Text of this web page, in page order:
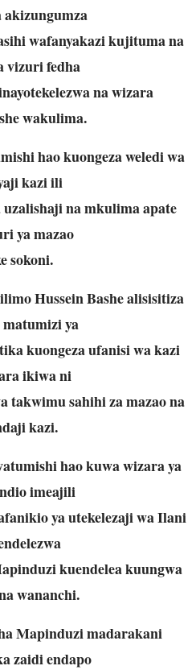
wafanyakazi kujituma na
vizuri fedha
na wizara
wakulima.
hao kuongeza weledi wa
kazi ili
na mkulima apate
ya mazao
sokoni.
Hussein Bashe alisisitiza
matumizi ya
kuongeza ufanisi wa kazi
ikiwa ni
takwimu sahihi za mazao na
kazi.
hao kuwa wizara ya
imeajili
ya utekelezaji wa Ilani
kuendelea kuungwa
wananchi.
Mapinduzi madarakani
zaidi endapo